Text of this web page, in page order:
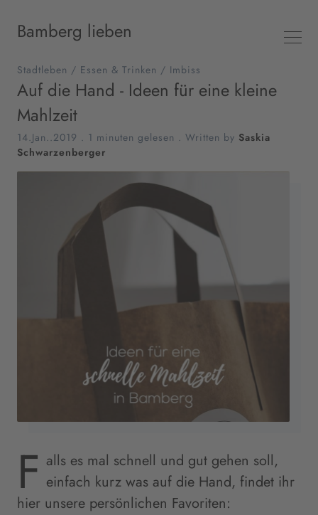
Bamberg lieben
Stadtleben / Essen & Trinken / Imbiss
Auf die Hand - Ideen für eine kleine
Mahlzeit
14.Jan..2019 . 1 minuten gelesen . Written by Saskia
Schwarzenberger
F alls es mal schnell und gut gehen soll,
einfach kurz was auf die Hand, findet ihr
hier unsere persönlichen Favoriten: